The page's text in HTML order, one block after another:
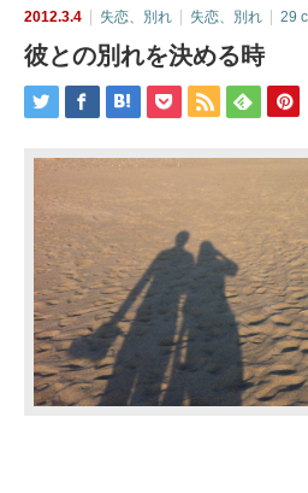
2012.3.4 失恋、別れ 失恋、別れ 29
彼との別れを決める時